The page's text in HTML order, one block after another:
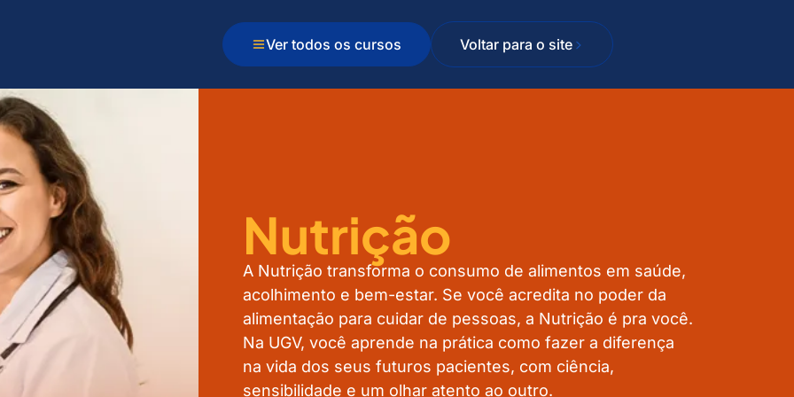
Ver todos os cursos Voltar para o site
Nutrição
A Nutrição transforma o consumo de alimentos em saúde,
acolhimento e bem-estar. Se você acredita no poder da
alimentação para cuidar de pessoas, a Nutrição é pra você.
Na UGV, você aprende na prática como fazer a diferença
na vida dos seus futuros pacientes, com ciência,
sensibilidade e um olhar atento ao outro.